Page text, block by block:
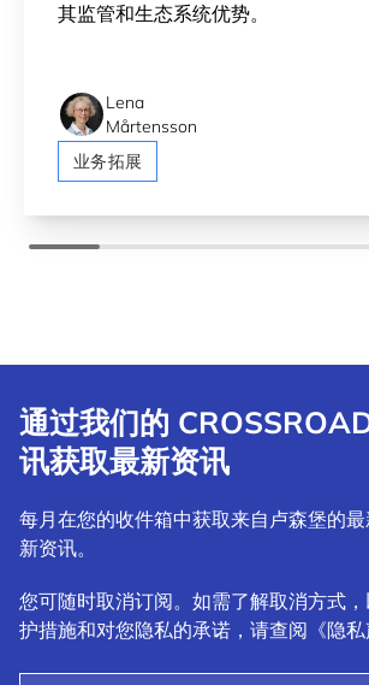
其监管和生态系统优势。
Lena
Mårtensson
业务拓展
通过我们的
讯获取最新资讯
每月在您的收件箱中获取来自卢森堡的
新资讯。
您可随时取消订阅。如需了解取消方式
护措施和对您隐私的承诺，请查阅《隐私